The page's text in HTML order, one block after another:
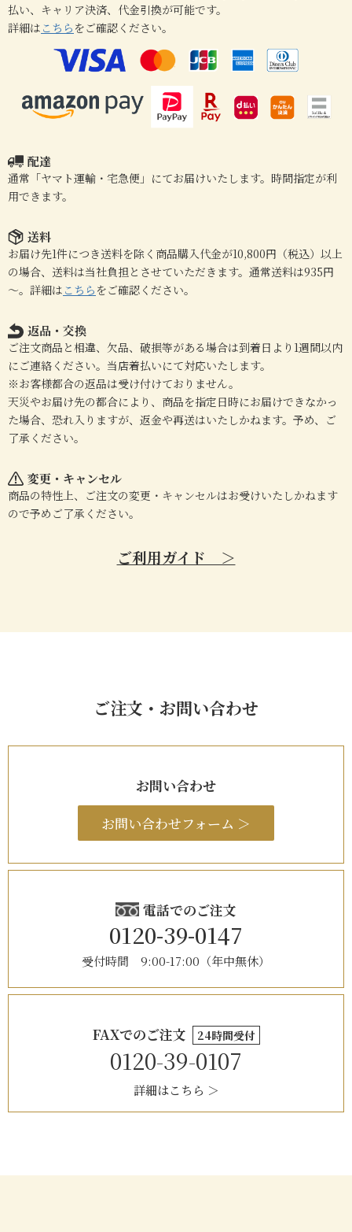
払い、キャリア決済、代金引換が可能です。
詳細は こちら をご確認ください。
配達
通常「ヤマト運輸・宅急便」にてお届けいたします。時間指定が利
用できます。
送料
お届け先1件につき送料を除く商品購入代金が10,800円（税込）以上
の場合、送料は当社負担とさせていただきます。通常送料は935円
～。詳細は こちら をご確認ください。
返品・交換
ご注文商品と相違、欠品、破損等がある場合は到着日より1週間以内
にご連絡ください。当店着払いにて対応いたします。
※お客様都合の返品は受け付けておりません。
天災やお届け先の都合により、商品を指定日時にお届けできなかっ
た場合、恐れ入りますが、返金や再送はいたしかねます。予め、ご
了承ください。
変更・キャンセル
商品の特性上、ご注文の変更・キャンセルはお受けいたしかねます
ので予めご了承ください。
ご利用ガイド ＞
ご注文・お問い合わせ
お問い合わせ
お問い合わせフォーム ＞
電話でのご注文
0120-39-0147
受付時間 9:00-17:00（年中無休）
FAXでのご注文 24時間受付
0120-39-0107
詳細はこちら ＞